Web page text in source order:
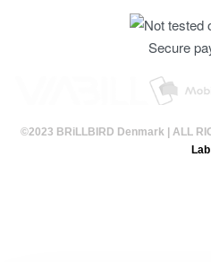
Secure
©2023 BRiLLBIRD Denmark | ALL
Lab